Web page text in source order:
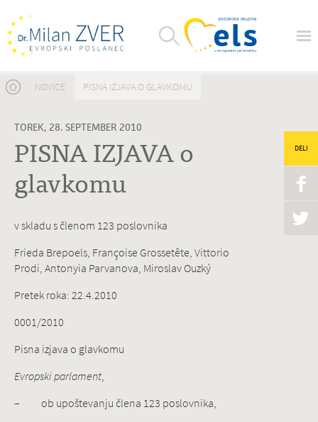
Nahajate se tukaj
NOVICE PISNA IZJAVA O GLAVKOMU
TOREK, 28. SEPTEMBER 2010
PISNA IZJAVA o
glavkomu
DELI
v skladu s členom 123 poslovnika
Frieda Brepoels, Françoise Grossetête, Vittorio
Prodi, Antonyia Parvanova, Miroslav Ouzký
Pretek roka: 22.4.2010
0001/2010
Pisna izjava o glavkomu
Evropski parlament,
– ob upoštevanju člena 123 poslovnika,